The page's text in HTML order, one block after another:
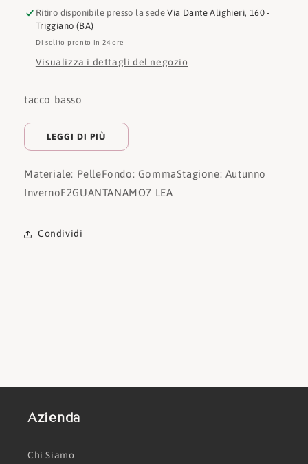
Ritiro disponibile presso la sedeVia Dante Alighieri, 160 -
Triggiano (BA)
Di solito pronto in 24 ore
Visualizza i dettagli del negozio
tacco basso
LEGGI DI PIÙ
Materiale: PelleFondo: GommaStagione: Autunno
InvernoF2GUANTANAMO7 LEA
Condividi
Azienda
Chi Siamo